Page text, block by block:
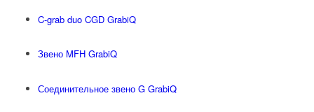
C-grab duo CGD GrabiQ
Звено MFH GrabiQ
Соединительное звено G GrabiQ